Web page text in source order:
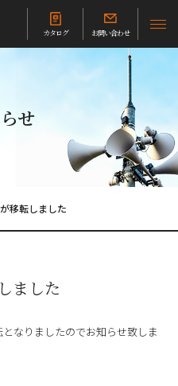
カタログ お問い合わせ
せ
移転しました
ました
なりましたのでお知らせ致しま